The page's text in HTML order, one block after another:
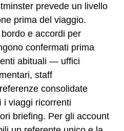
prevede un livello
prima del viaggio.
e accordi per
confermati prima
abituali — uffici
staff
consolidate
i viaggi ricorrenti
briefing. Per gli account